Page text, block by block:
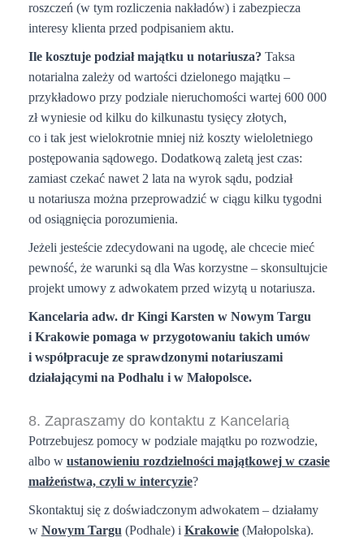
roszczeń (w tym rozliczenia nakładów) i zabezpiecza
interesy klienta przed podpisaniem aktu.
Ile kosztuje podział majątku u notariusza? Taksa
notarialna zależy od wartości dzielonego majątku –
przykładowo przy podziale nieruchomości wartej 600 000
zł wyniesie od kilku do kilkunastu tysięcy złotych,
co i tak jest wielokrotnie mniej niż koszty wieloletniego
postępowania sądowego. Dodatkową zaletą jest czas:
zamiast czekać nawet 2 lata na wyrok sądu, podział
u notariusza można przeprowadzić w ciągu kilku tygodni
od osiągnięcia porozumienia.
Jeżeli jesteście zdecydowani na ugodę, ale chcecie mieć
pewność, że warunki są dla Was korzystne – skonsultujcie
projekt umowy z adwokatem przed wizytą u notariusza.
Kancelaria adw. dr Kingi Karsten w Nowym Targu
i Krakowie pomaga w przygotowaniu takich umów
i współpracuje ze sprawdzonymi notariuszami
działającymi na Podhalu i w Małopolsce.
8. Zapraszamy do kontaktu z Kancelarią
Potrzebujesz pomocy w podziale majątku po rozwodzie,
albo w ustanowieniu rozdzielności majątkowej w czasie
małżeństwa, czyli w intercyzie?
Skontaktuj się z doświadczonym adwokatem – działamy
w Nowym Targu(Podhale) i Krakowie (Małopolska).